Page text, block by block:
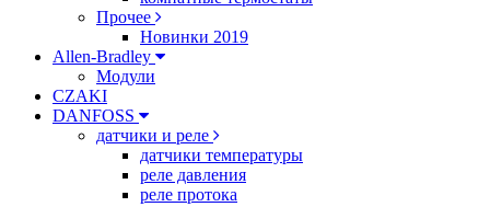
Прочее
Новинки 2019
Allen-Bradley
Модули
CZAKI
DANFOSS
датчики и реле
датчики температуры
реле давления
реле протока